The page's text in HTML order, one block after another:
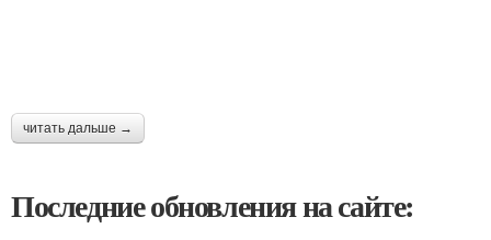
читать дальше →
Последние обновления на сайте: